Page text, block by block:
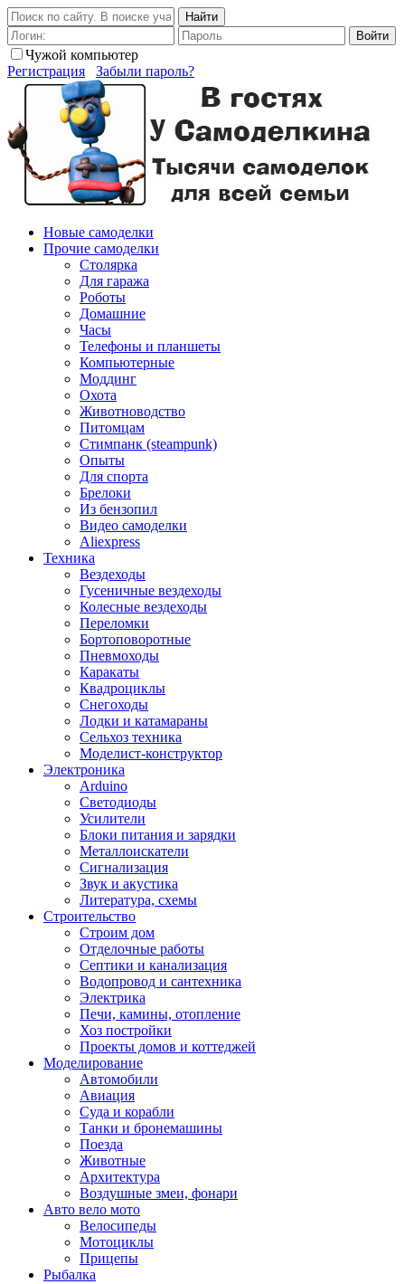
Найти
Войти
Чужой компьютер
Регистрация
Забыли пароль?
Новые самоделки
Прочие самоделки
Столярка
Для гаража
Роботы
Домашние
Часы
Телефоны и планшеты
Компьютерные
Моддинг
Охота
Животноводство
Питомцам
Стимпанк (steampunk)
Опыты
Для спорта
Брелоки
Из бензопил
Видео самоделки
Aliexpress
Техника
Вездеходы
Гусеничные вездеходы
Колесные вездеходы
Переломки
Бортоповоротные
Пневмоходы
Каракаты
Квадроциклы
Снегоходы
Лодки и катамараны
Сельхоз техника
Моделист-конструктор
Электроника
Arduino
Светодиоды
Усилители
Блоки питания и зарядки
Металлоискатели
Сигнализация
Звук и акустика
Литература, схемы
Строительство
Строим дом
Отделочные работы
Септики и канализация
Водопровод и сантехника
Электрика
Печи, камины, отопление
Хоз постройки
Проекты домов и коттеджей
Моделирование
Автомобили
Авиация
Суда и корабли
Танки и бронемашины
Поезда
Животные
Архитектура
Воздушные змеи, фонари
Авто вело мото
Велосипеды
Мотоциклы
Прицепы
Рыбалка